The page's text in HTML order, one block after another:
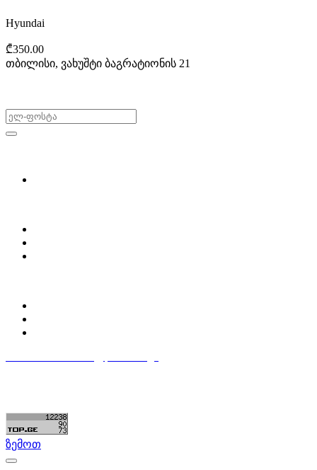
Hyundai
₾350.00
თბილისი, ვახუშტი ბაგრატიონის 21
ზემოთ